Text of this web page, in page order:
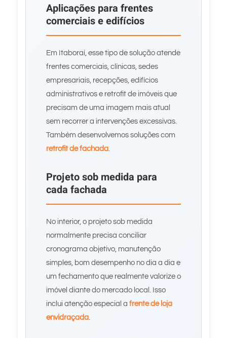
Aplicações para frentes
comerciais e edifícios
Em Itaboraí, esse tipo de solução atende
frentes comerciais, clínicas, sedes
empresariais, recepções, edifícios
administrativos e retrofit de imóveis que
precisam de uma imagem mais atual
sem recorrer a intervenções excessivas.
Também desenvolvemos soluções com
retrofit de fachada.
Projeto sob medida para
cada fachada
No interior, o projeto sob medida
normalmente precisa conciliar
cronograma objetivo, manutenção
simples, bom desempenho no dia a dia e
um fechamento que realmente valorize o
imóvel diante do mercado local. Isso
inclui atenção especial a frente de loja
envidraçada.